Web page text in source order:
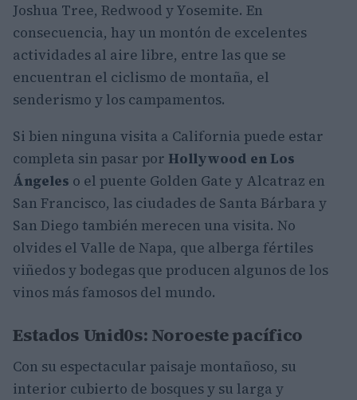
Joshua Tree, Redwood y Yosemite. En
consecuencia, hay un montón de excelentes
actividades al aire libre, entre las que se
encuentran el ciclismo de montaña, el
senderismo y los campamentos.
Si bien ninguna visita a California puede estar
completa sin pasar por Hollywood en Los
Ángeles o el puente Golden Gate y Alcatraz en
San Francisco, las ciudades de Santa Bárbara y
San Diego también merecen una visita. No
olvides el Valle de Napa, que alberga fértiles
viñedos y bodegas que producen algunos de los
vinos más famosos del mundo.
Estados Unid0s: Noroeste pacífico
Con su espectacular paisaje montañoso, su
interior cubierto de bosques y su larga y